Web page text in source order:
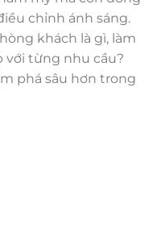
chỉnh ánh sáng.
khách là gì, làm
với từng nhu cầu?
phá sâu hơn trong